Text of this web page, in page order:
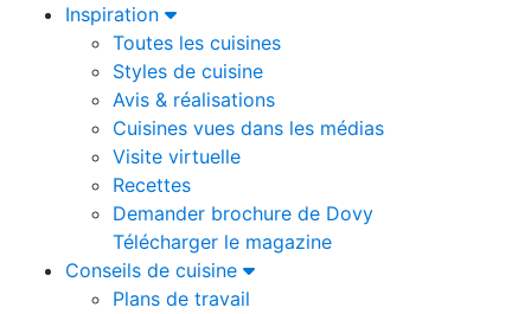
Inspiration
Toutes les cuisines
Styles de cuisine
Avis & réalisations
Cuisines vues dans les médias
Visite virtuelle
Recettes
Demander brochure de Dovy
Télécharger le magazine
Conseils de cuisine
Plans de travail